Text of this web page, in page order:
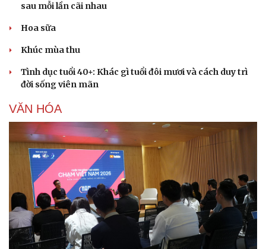
Cải chính
sau mỗi lần cãi nhau
Hoa sữa
Khúc mùa thu
Tình dục tuổi 40+: Khác gì tuổi đôi mươi và cách duy trì
đời sống viên mãn
VĂN HÓA